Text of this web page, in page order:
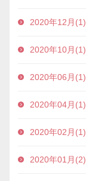
2020年12月(1)
2020年10月(1)
2020年06月(1)
2020年04月(1)
2020年02月(1)
2020年01月(2)